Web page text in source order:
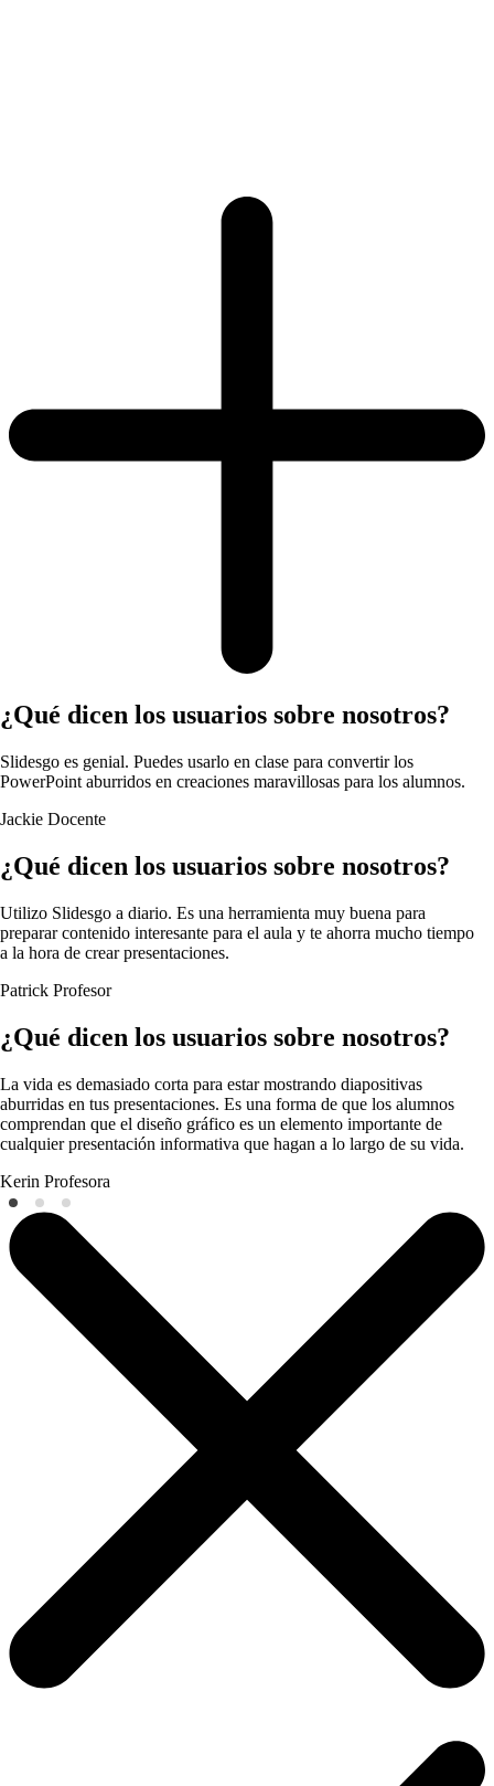
¿Qué dicen los usuarios sobre nosotros?
Slidesgo es genial. Puedes usarlo en clase para convertir los
PowerPoint aburridos en creaciones maravillosas para los alumnos.
Jackie Docente
¿Qué dicen los usuarios sobre nosotros?
Utilizo Slidesgo a diario. Es una herramienta muy buena para
preparar contenido interesante para el aula y te ahorra mucho tiempo
a la hora de crear presentaciones.
Patrick Profesor
¿Qué dicen los usuarios sobre nosotros?
La vida es demasiado corta para estar mostrando diapositivas
aburridas en tus presentaciones. Es una forma de que los alumnos
comprendan que el diseño gráfico es un elemento importante de
cualquier presentación informativa que hagan a lo largo de su vida.
Kerin Profesora